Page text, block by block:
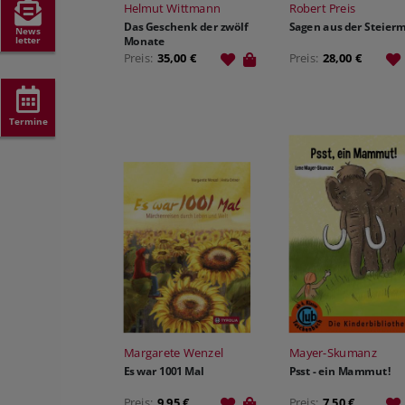
News
letter
Termine
Helmut Wittmann
Das Geschenk der zwölf
Monate
Preis: 35,00 €
Robert Preis
Sagen aus der
Preis: 28,00 €
Margarete Wenzel
Es war 1001 Mal
Mayer-Skumanz
Psst - ein Mammut!